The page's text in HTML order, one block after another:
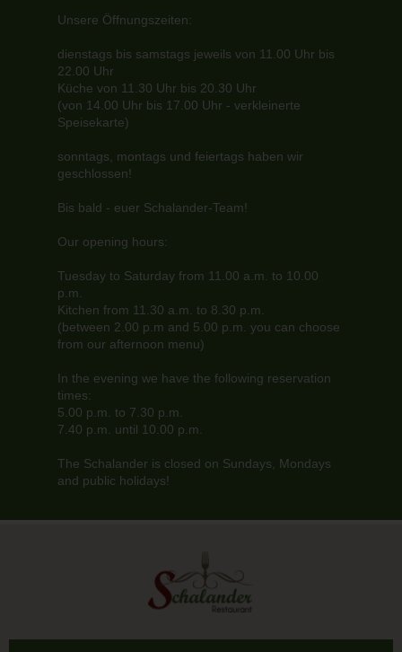
Unsere Öffnungszeiten:
dienstags bis samstags jeweils von 11.00 Uhr bis
22.00 Uhr
Küche von 11.30 Uhr bis 20.30 Uhr
(von 14.00 Uhr bis 17.00 Uhr - verkleinerte
Speisekarte)
sonntags, montags und feiertags haben wir
geschlossen!
Bis bald - euer Schalander-Team!
Our opening hours:
Tuesday to Saturday from 11.00 a.m. to 10.00
p.m.
Kitchen from 11.30 a.m. to 8.30 p.m.
(between 2.00 p.m and 5.00 p.m. you can choose
from our afternoon menu)
In the evening we have the following reservation
times:
5.00 p.m. to 7.30 p.m.
7.40 p.m. until 10.00 p.m.
The Schalander is closed on Sundays, Mondays
and public holidays!